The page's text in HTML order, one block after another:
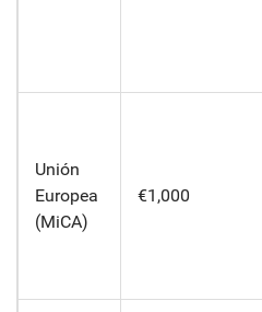
Unión
Europea
(MiCA)
€1,000